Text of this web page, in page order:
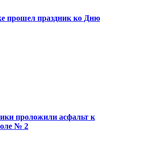
прошел праздник ко Дню
проложили асфальт к
№ 2